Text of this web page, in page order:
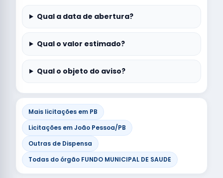
Qual a data de abertura?
Qual o valor estimado?
Qual o objeto do aviso?
Mais licitações em PB
Licitações em João Pessoa/PB
Outras de Dispensa
Todas do órgão FUNDO MUNICIPAL DE SAUDE